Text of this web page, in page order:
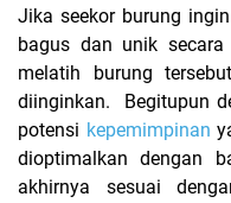
Jika seekor burung
bagus dan unik
melatih burung
diinginkan. Begitupun
potensi kepemimpinan
dioptimalkan dengan
akhirnya sesuai